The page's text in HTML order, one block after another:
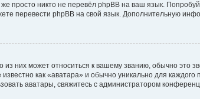
просто никто не перевёл phpBB на ваш язык.
перевести phpBB на свой язык. Дополнительную
них может относиться к вашему званию, обычно это
как «аватара» и обычно уникально для
аватары, свяжитесь с администратором